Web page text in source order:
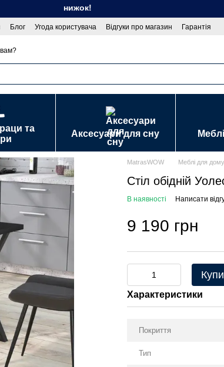
знижок!
Блог Угода користувача Відгуки про магазин
Гарантія
та
Аксесуари для сну
MatrasWOW Меблі для дому
Стіл обідній
В наявності Написати
9 190 грн
Характеристики
Покриття
Тип